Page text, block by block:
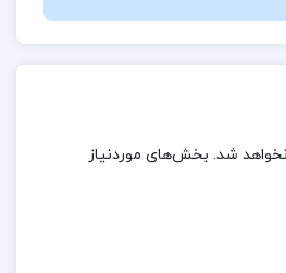
تا با دقت و ظرافت بیشتری به
مفاهیم پیچیده‌ی این دانش‌ها
سید رحیم میر عمادی
و علاقه‌مندان به شعر
درک عمیق‌تری از ساختار
شد. بخش‌های موردنیاز